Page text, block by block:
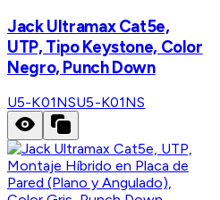
Jack Ultramax Cat5e,
UTP, Tipo Keystone, Color
Negro, Punch Down
U5-K01NSU5-K01NS